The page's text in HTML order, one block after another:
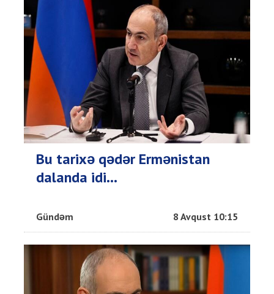
Bu tarixə qədər Ermənistan
dalanda idi...
Gündəm 8 Avqust 10:15